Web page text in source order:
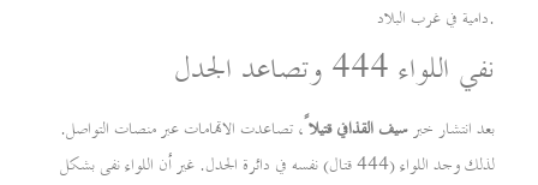
دامية في غرب البلاد.
نفي اللواء 444 وتصاعد الجدل
بعد انتشار خبرسيف القذافي قتيلاً، تصاعدت الاتهامات عبر منصات التواصل.
لذلك وجد اللواء (444 قتال) نفسه في دائرة الجدل. غير أن اللواء نفى بشكل